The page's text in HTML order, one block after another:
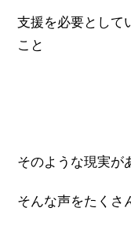
支援を必要として
こと
そのような現実が
そんな声をたくさ